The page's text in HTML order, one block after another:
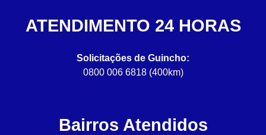
ATENDIMENTO 24 HORAS
Solicitações de Guincho:
0800 006 6818 (400km)
Bairros Atendidos